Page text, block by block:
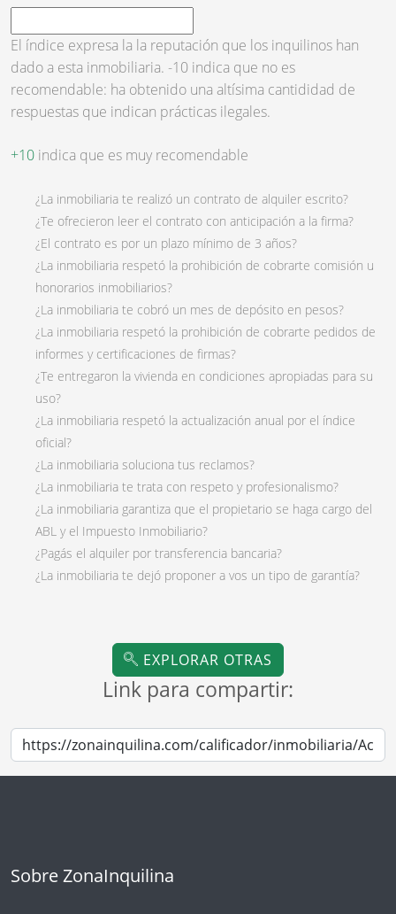
El índice expresa la la reputación que los inquilinos han
dado a esta inmobiliaria. -10 indica que no es
recomendable: ha obtenido una altísima cantididad de
respuestas que indican prácticas ilegales.
+10 indica que es muy recomendable
¿La inmobiliaria te realizó un contrato de alquiler escrito?
¿Te ofrecieron leer el contrato con anticipación a la firma?
¿El contrato es por un plazo mínimo de 3 años?
¿La inmobiliaria respetó la prohibición de cobrarte comisión u
honorarios inmobiliarios?
¿La inmobiliaria te cobró un mes de depósito en pesos?
¿La inmobiliaria respetó la prohibición de cobrarte pedidos de
informes y certificaciones de firmas?
¿Te entregaron la vivienda en condiciones apropiadas para su
uso?
¿La inmobiliaria respetó la actualización anual por el índice
oficial?
¿La inmobiliaria soluciona tus reclamos?
¿La inmobiliaria te trata con respeto y profesionalismo?
¿La inmobiliaria garantiza que el propietario se haga cargo del
ABL y el Impuesto Inmobiliario?
¿Pagás el alquiler por transferencia bancaria?
¿La inmobiliaria te dejó proponer a vos un tipo de garantía?
EXPLORAR OTRAS
Link para compartir:
Sobre ZonaInquilina